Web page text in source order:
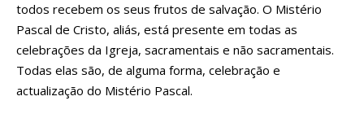
todos recebem os seus frutos de salvação. O Mistério
Pascal de Cristo, aliás, está presente em todas as
celebrações da Igreja, sacramentais e não sacramentais.
Todas elas são, de alguma forma, celebração e
actualização do Mistério Pascal.